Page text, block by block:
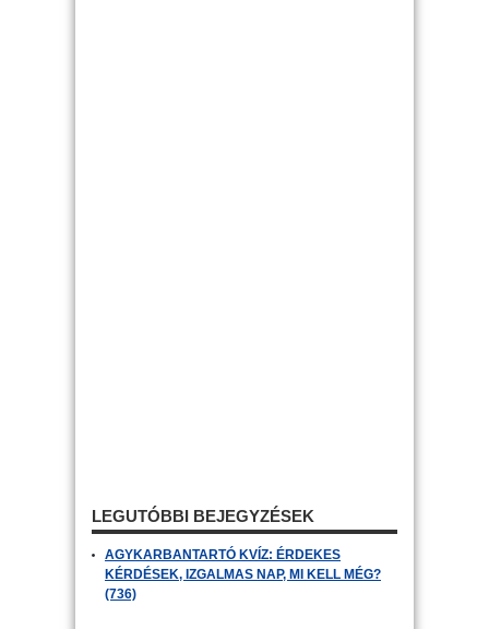
LEGUTÓBBI BEJEGYZÉSEK
AGYKARBANTARTÓ KVÍZ: ÉRDEKES
KÉRDÉSEK, IZGALMAS NAP, MI KELL MÉG?
(736)